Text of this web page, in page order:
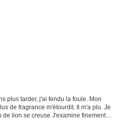
plus tarder, j'ai fendu la foule. Mon
de fragrance m'étourdit. Il m'a plu. Je
de lion se creuse J'examine finement